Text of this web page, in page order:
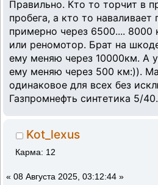
Правильно. Кто то торчит в
пробега, а кто то
примерно через 6500....
или реномотор. Брат на
ему меняю через 10000км. А
ему меняю через 500 км:)).
одинаковое для всех без
Газпромнефть синтетика 5/40.
Kot_lexus
Карма: 12
« 08 Августа 2025, 03:12:44 »